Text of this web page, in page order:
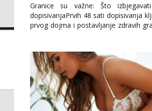
Granice su važne: Što
dopisivanjaPrvih 48 sati dopisivanja
prvog dojma i postavljanje zdravih
Važno je izbjeći prebrzo
informacija, jer nepoznata osoba
povjerenje. Takođe...